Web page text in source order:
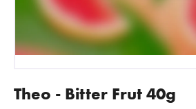
Theo - Bitter Frut 40g
N
A
J
T